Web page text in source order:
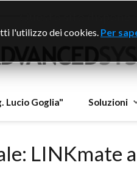
Lucio Goglia" Soluzioni
LINKmate
l'utilizzo dei cookies. Per